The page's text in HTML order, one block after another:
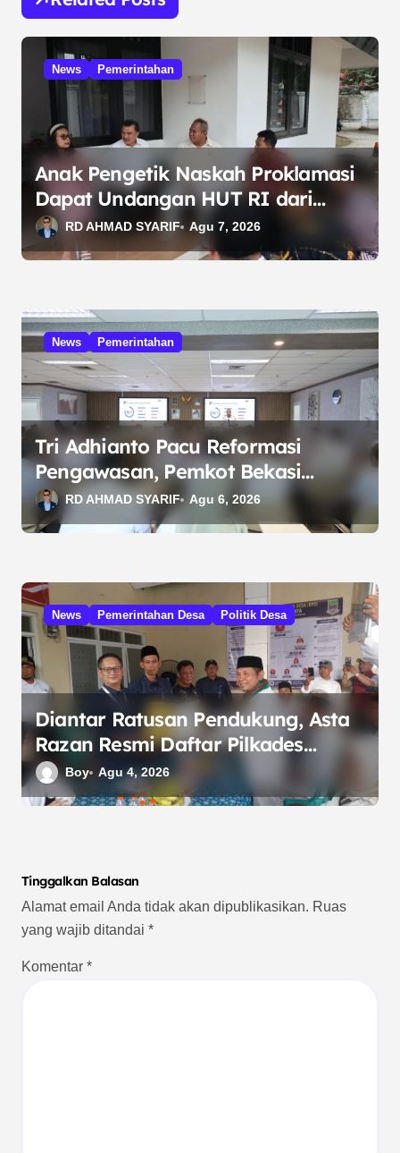
a
s
News Pemerintahan
Anak Pengetik Naskah Proklamasi
Dapat Undangan HUT RI dari
Presiden Prabowo
RD AHMAD SYARIF Agu 7, 2026
News Pemerintahan
Tri Adhianto Pacu Reformasi
Pengawasan, Pemkot Bekasi
Targetkan Skor MCSP KPK Naik
RD AHMAD SYARIF Agu 6, 2026
News Pemerintahan Desa Politik Desa
Diantar Ratusan Pendukung, Asta
Razan Resmi Daftar Pilkades
Satria Jaya 2026
Boy Agu 4, 2026
Tinggalkan Balasan
Alamat email Anda tidak akan dipublikasikan. Ruas
yang wajib ditandai *
Komentar *